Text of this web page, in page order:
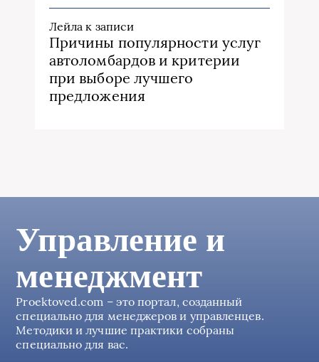
Лейла к записи
Причины популярности услуг
автоломбардов и критерии
при выборе лучшего
предложения
Управление и
менеджмент
Proektoved.com – это портал, созданный
специально для менеджеров и управленцев.
Методики и лучшие практики собраны
специально для вас.